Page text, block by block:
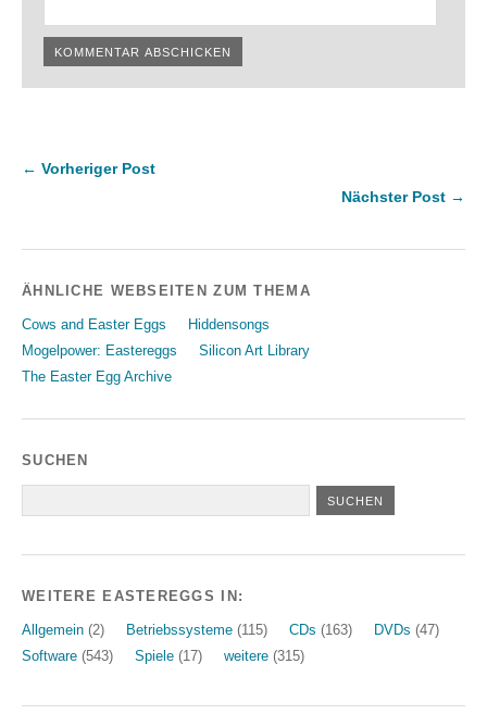
← Vorheriger Post
Nächster Post →
ÄHNLICHE WEBSEITEN ZUM THEMA
Cows and Easter Eggs
Hiddensongs
Mogelpower: Eastereggs
Silicon Art Library
The Easter Egg Archive
SUCHEN
WEITERE EASTEREGGS IN:
Allgemein (2) Betriebssysteme (115) CDs (163) DVDs (47)
Software (543) Spiele (17) weitere (315)